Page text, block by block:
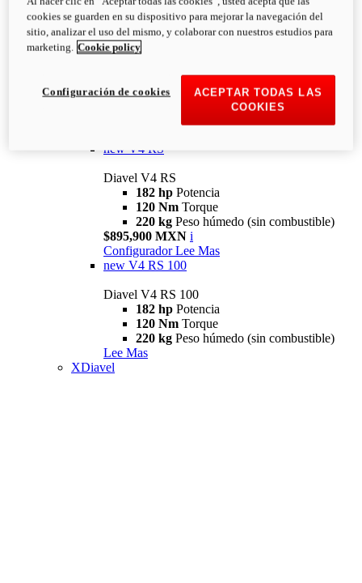
Diavel
V4
Diavel V4
126 NmTorque
223 kg
PESO HÚMEDO SIN
new V4 RS
Diavel V4 RS
182 hp Potencia
120 Nm Torque
220 kg Peso húmedo (sin combustible)
$895,900 MXN i
Configurador Lee Mas
new V4 RS 100
Diavel V4 RS 100
182 hp Potencia
120 Nm Torque
220 kg Peso húmedo (sin combustible)
Lee Mas
XDiavel
cookies se guarden en su dispositivo para mejorar la navegación del
sitio, analizar el uso del mismo, y colaborar con nuestros estudios para
marketing. Cookie policy
ACEPTAR TODAS LAS
COOKIES
Configuración de cookies